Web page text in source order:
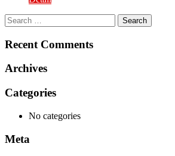
Search
for:
Recent Comments
Archives
Categories
No categories
Meta